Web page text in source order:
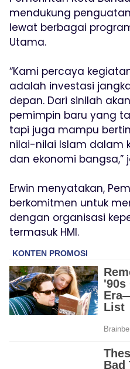
mendukung
lewat berbagai
Utama.
“Kami percaya
adalah investasi
depan. Dari sinilah
pemimpin baru yang
tapi juga mampu
nilai-nilai Islam dalam
dan ekonomi bangsa,”
Erwin menyatakan,
berkomitmen untuk
dengan organisasi
termasuk HMI.